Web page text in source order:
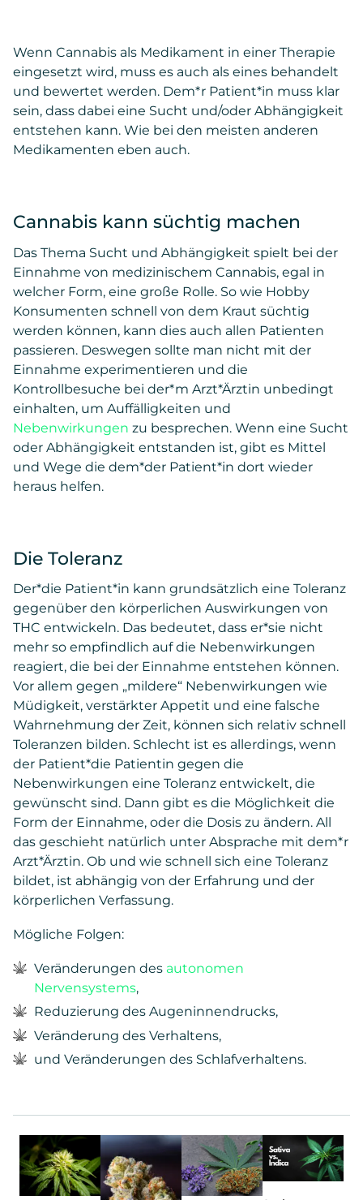
Wenn Cannabis als Medikament in einer Therapie
eingesetzt wird, muss es auch als eines behandelt
und bewertet werden. Dem*r Patient*in muss klar
sein, dass dabei eine Sucht und/oder Abhängigkeit
entstehen kann. Wie bei den meisten anderen
Medikamenten eben auch.
Cannabis kann süchtig machen
Das Thema Sucht und Abhängigkeit spielt bei der
Einnahme von medizinischem Cannabis, egal in
welcher Form, eine große Rolle. So wie Hobby
Konsumenten schnell von dem Kraut süchtig
werden können, kann dies auch allen Patienten
passieren. Deswegen sollte man nicht mit der
Einnahme experimentieren und die
Kontrollbesuche bei der*m Arzt*Ärztin unbedingt
einhalten, um Auffälligkeiten und
Nebenwirkungen zu besprechen. Wenn eine Sucht
oder Abhängigkeit entstanden ist, gibt es Mittel
und Wege die dem*der Patient*in dort wieder
heraus helfen.
Die Toleranz
Der*die Patient*in kann grundsätzlich eine Toleranz
gegenüber den körperlichen Auswirkungen von
THC entwickeln. Das bedeutet, dass er*sie nicht
mehr so empfindlich auf die Nebenwirkungen
reagiert, die bei der Einnahme entstehen können.
Vor allem gegen „mildere“ Nebenwirkungen wie
Müdigkeit, verstärkter Appetit und eine falsche
Wahrnehmung der Zeit, können sich relativ schnell
Toleranzen bilden. Schlecht ist es allerdings, wenn
der Patient*die Patientin gegen die
Nebenwirkungen eine Toleranz entwickelt, die
gewünscht sind. Dann gibt es die Möglichkeit die
Form der Einnahme, oder die Dosis zu ändern. All
das geschieht natürlich unter Absprache mit dem*r
Arzt*Ärztin. Ob und wie schnell sich eine Toleranz
bildet, ist abhängig von der Erfahrung und der
körperlichen Verfassung.
Mögliche Folgen:
Veränderungen des autonomen
Nervensystems,
Reduzierung des Augeninnendrucks,
Veränderung des Verhaltens,
und Veränderungen des Schlafverhaltens.